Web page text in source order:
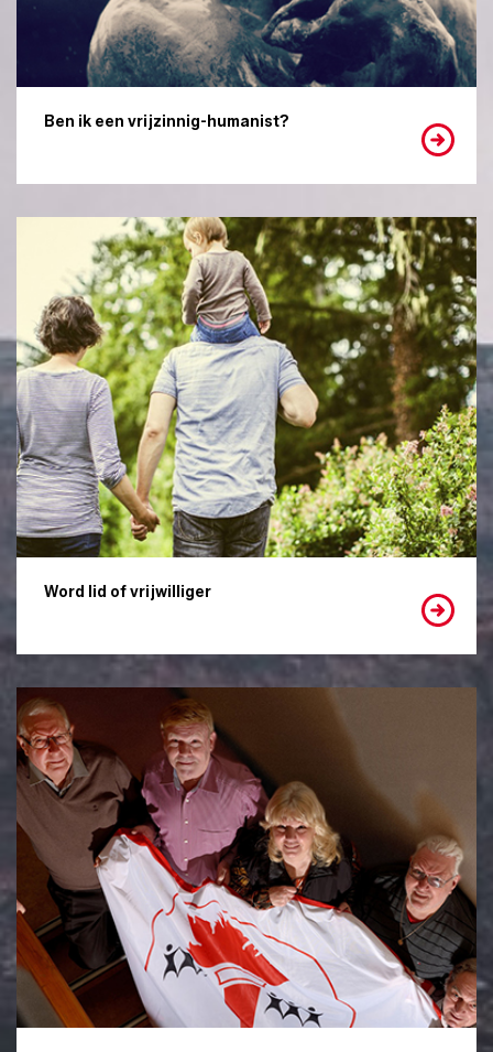
Ben ik een vrijzinnig-humanist?
Word lid of vrijwilliger